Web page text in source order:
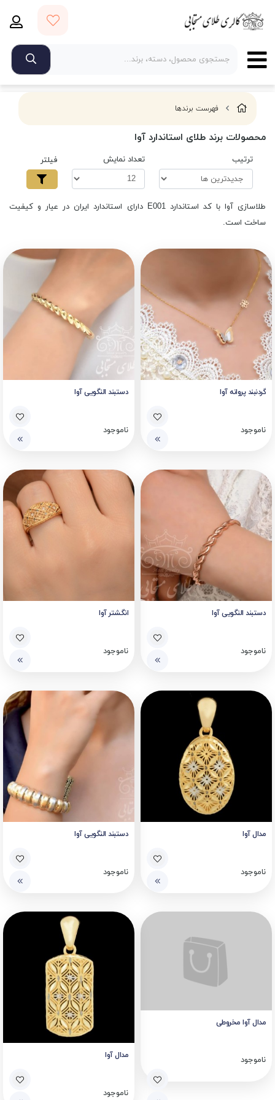
فهرست برندها
محصولات برند طلای استاندارد آوا
ترتیب تعداد نمایش فیلتر
طلاسازی آوا با کد استاندارد E001 دارای استاندارد ایران در عیار و کیفیت
ساخت است.
گردنبند پروانه آوا
ناموجود
دستبند النگویی آوا
ناموجود
دستبند النگویی آوا
ناموجود
انگشتر آوا
ناموجود
مدال آوا
ناموجود
دستبند النگویی آوا
ناموجود
مدال آوا مخروطی
ناموجود مدال آوا
ناموجود